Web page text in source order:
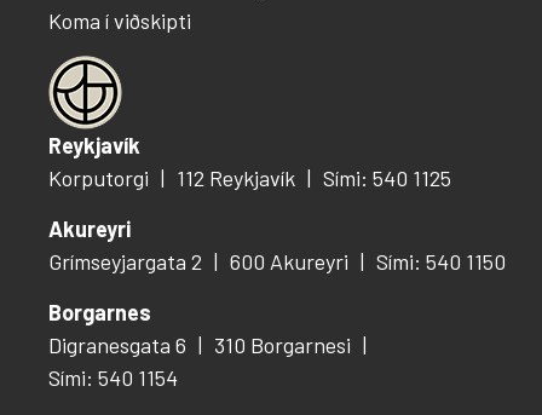
Reykjavík
Korputorgi
112 Reykjavík
Sími: 540 1125
Akureyri
Grímseyjargata 2
600 Akureyri
Sími: 540 1150
Borgarnes
Digranesgata 6
310 Borgarnesi
Sími: 540 1154
Koma í viðskipti